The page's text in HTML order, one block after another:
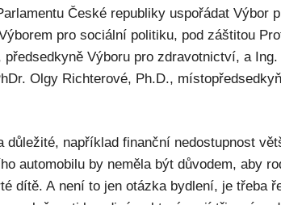
České republiky uspořádat Výbor
pro sociální politiku, pod záštitou
předsedkyně Výboru pro zdravotnictví, a Ing.
Olgy Richterové, Ph.D.,
důležité, například finanční nedostupnost
automobilu by neměla být důvodem, aby
dítě. A není to jen otázka bydlení, je třeba